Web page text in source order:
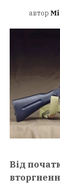
автор
Від